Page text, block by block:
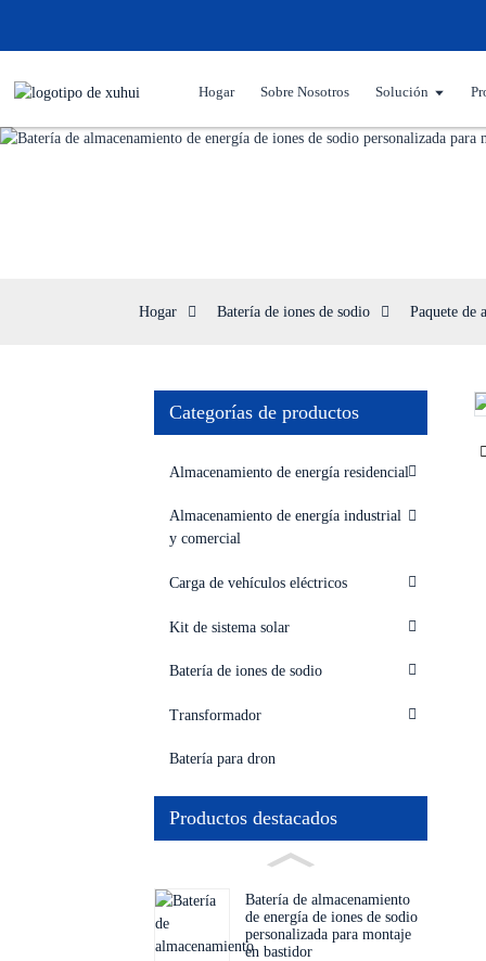
Hogar Sobre Nosotros Solución
Hogar Batería de iones de sodio Paquete de
Categorías de productos
Almacenamiento de energía residencial
Almacenamiento de energía industrial
y comercial
Carga de vehículos eléctricos
Kit de sistema solar
Batería de iones de sodio
Transformador
Batería para dron
Productos destacados
Batería de almacenamiento
de energía de iones de sodio
personalizada para montaje
en bastidor
Loading...
Loading...